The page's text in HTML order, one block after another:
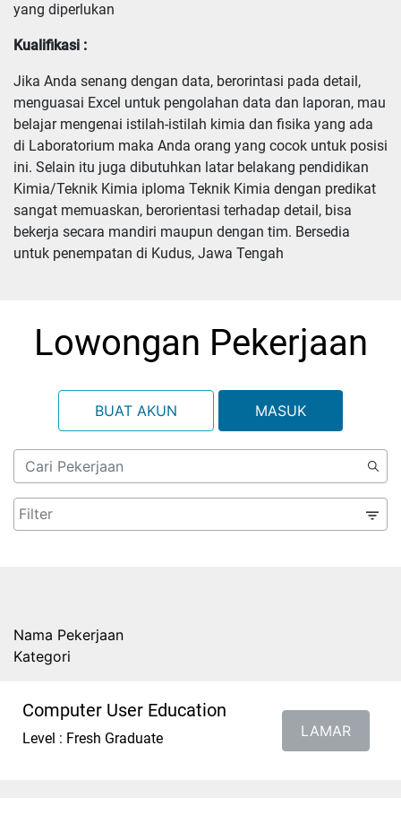
yang diperlukan
Kualifikasi :
Jika Anda senang dengan data, berorintasi pada detail,
menguasai Excel untuk pengolahan data dan laporan, mau
belajar mengenai istilah-istilah kimia dan fisika yang ada
di Laboratorium maka Anda orang yang cocok untuk posisi
ini. Selain itu juga dibutuhkan latar belakang pendidikan
Kimia/Teknik Kimia iploma Teknik Kimia dengan predikat
sangat memuaskan, berorientasi terhadap detail, bisa
bekerja secara mandiri maupun dengan tim. Bersedia
untuk penempatan di Kudus, Jawa Tengah
Lowongan Pekerjaan
BUAT AKUN MASUK
Nama Pekerjaan
Kategori
Computer User Education
Level : Fresh Graduate LAMAR